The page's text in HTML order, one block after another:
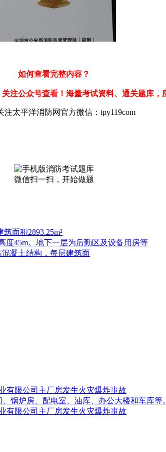
如何查看完整内容？
注公众号查看！海量考试资料、通关题库，
微信扫一扫，开始做题
面积2893.25m²
度45m。地下一层为后勤区及设备用房等
凝土结构，每层建筑面
有限公司主厂房发生火灾爆炸事故
锅炉房、配电室、油库、办公大楼和车库等。
有限公司主厂房发生火灾爆炸事故